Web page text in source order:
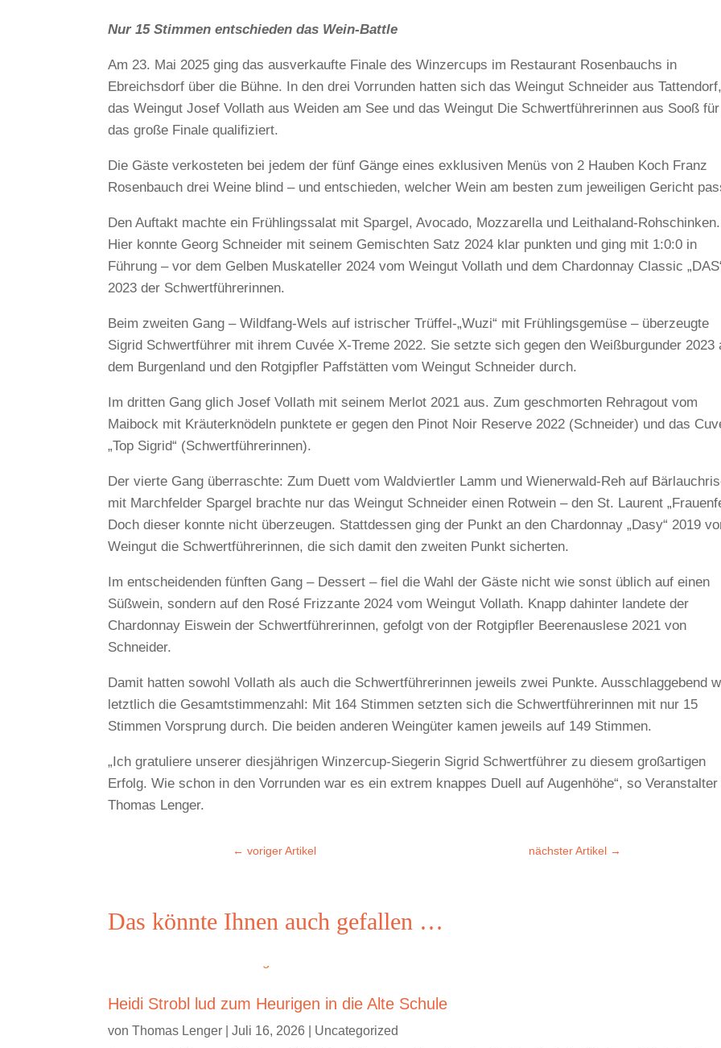
Nur 15 Stimmen entschieden das Wein-Battle
Am 23. Mai 2025 ging das ausverkaufte Finale des Winzercups im Restaurant Rosenbauchs in
Ebreichsdorf über die Bühne. In den drei Vorrunden hatten sich das Weingut Schneider aus
das Weingut Josef Vollath aus Weiden am See und das Weingut Die Schwertführerinnen aus Sooß für
das große Finale qualifiziert.
Die Gäste verkosteten bei jedem der fünf Gänge eines exklusiven Menüs von 2 Hauben Koch Franz
Rosenbauch drei Weine blind – und entschieden, welcher Wein am besten zum jeweiligen Gericht
Den Auftakt machte ein Frühlingssalat mit Spargel, Avocado, Mozzarella und Leithaland-Rohschinken.
Hier konnte Georg Schneider mit seinem Gemischten Satz 2024 klar punkten und ging mit 1:0:0 in
Führung – vor dem Gelben Muskateller 2024 vom Weingut Vollath und dem Chardonnay Classic
2023 der Schwertführerinnen.
Beim zweiten Gang – Wildfang-Wels auf istrischer Trüffel-„Wuzi“ mit Frühlingsgemüse – überzeugte
Sigrid Schwertführer mit ihrem Cuvée X-Treme 2022. Sie setzte sich gegen den Weißburgunder 2023
dem Burgenland und den Rotgipfler Paffstätten vom Weingut Schneider durch.
Im dritten Gang glich Josef Vollath mit seinem Merlot 2021 aus. Zum geschmorten Rehragout vom
Maibock mit Kräuterknödeln punktete er gegen den Pinot Noir Reserve 2022 (Schneider) und das
„Top Sigrid“ (Schwertführerinnen).
Der vierte Gang überraschte: Zum Duett vom Waldviertler Lamm und Wienerwald-Reh auf
mit Marchfelder Spargel brachte nur das Weingut Schneider einen Rotwein – den St. Laurent
Doch dieser konnte nicht überzeugen. Stattdessen ging der Punkt an den Chardonnay „Dasy“ 2019
Weingut die Schwertführerinnen, die sich damit den zweiten Punkt sicherten.
Im entscheidenden fünften Gang – Dessert – fiel die Wahl der Gäste nicht wie sonst üblich auf einen
Süßwein, sondern auf den Rosé Frizzante 2024 vom Weingut Vollath. Knapp dahinter landete der
Chardonnay Eiswein der Schwertführerinnen, gefolgt von der Rotgipfler Beerenauslese 2021 von
Schneider.
Damit hatten sowohl Vollath als auch die Schwertführerinnen jeweils zwei Punkte. Ausschlaggebend
letztlich die Gesamtstimmenzahl: Mit 164 Stimmen setzten sich die Schwertführerinnen mit nur 15
Stimmen Vorsprung durch. Die beiden anderen Weingüter kamen jeweils auf 149 Stimmen.
„Ich gratuliere unserer diesjährigen Winzercup-Siegerin Sigrid Schwertführer zu diesem großartigen
Erfolg. Wie schon in den Vorrunden war es ein extrem knappes Duell auf Augenhöhe“, so Veranstalter
Thomas Lenger.
← voriger Artikel nächster Artikel→
Das könnte Ihnen auch gefallen …
Heidi Strobl lud zum Heurigen in die Alte Schule
vonThomas Lenger |Juli 16, 2026 Uncategorized